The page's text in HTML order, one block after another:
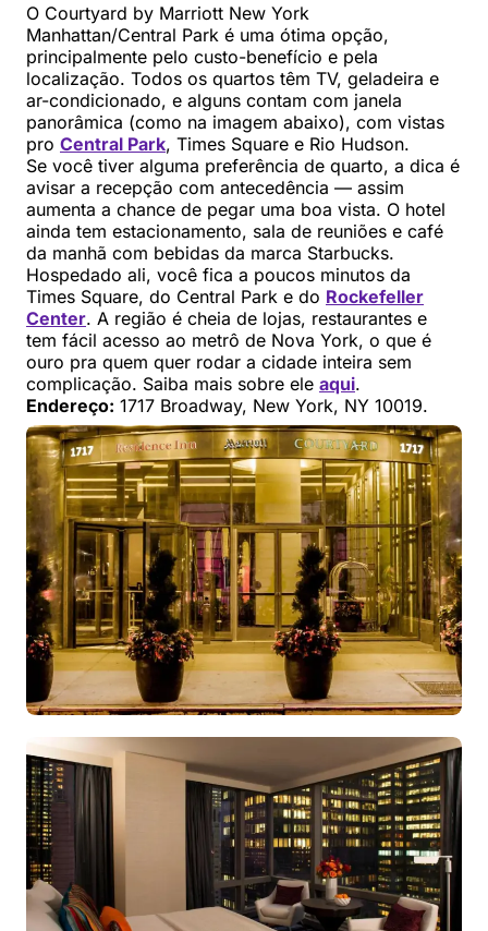
O Courtyard by Marriott New York
Manhattan/Central Park é uma ótima opção,
principalmente pelo custo-benefício e pela
localização. Todos os quartos têm TV, geladeira e
ar-condicionado, e alguns contam com janela
panorâmica (como na imagem abaixo), com vistas
pro Central Park, Times Square e Rio Hudson.
Se você tiver alguma preferência de quarto, a dica é
avisar a recepção com antecedência — assim
aumenta a chance de pegar uma boa vista. O hotel
ainda tem estacionamento, sala de reuniões e café
da manhã com bebidas da marca Starbucks.
Hospedado ali, você fica a poucos minutos da
Times Square, do Central Park e do Rockefeller
Center. A região é cheia de lojas, restaurantes e
tem fácil acesso ao metrô de Nova York, o que é
ouro pra quem quer rodar a cidade inteira sem
complicação. Saiba mais sobre ele aqui.
Endereço: 1717 Broadway, New York, NY 10019.